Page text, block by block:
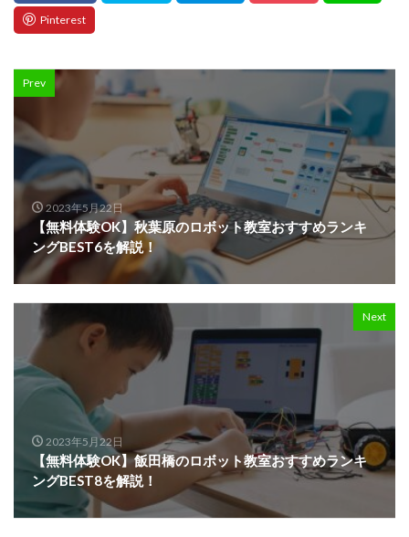
Prev
2023年5月22日
【無料体験OK】秋葉原のロボット教室おすすめランキ
ングBEST6を解説！
Next
2023年5月22日
【無料体験OK】飯田橋のロボット教室おすすめランキ
ングBEST8を解説！